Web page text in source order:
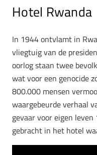
Hotel Rwanda
In 1944 ontvlamt in
vliegtuig van de
oorlog staan twee
wat voor een genocide
800.000 mensen
waargebeurde verhaal
gevaar voor eigen
gebracht in het hotel